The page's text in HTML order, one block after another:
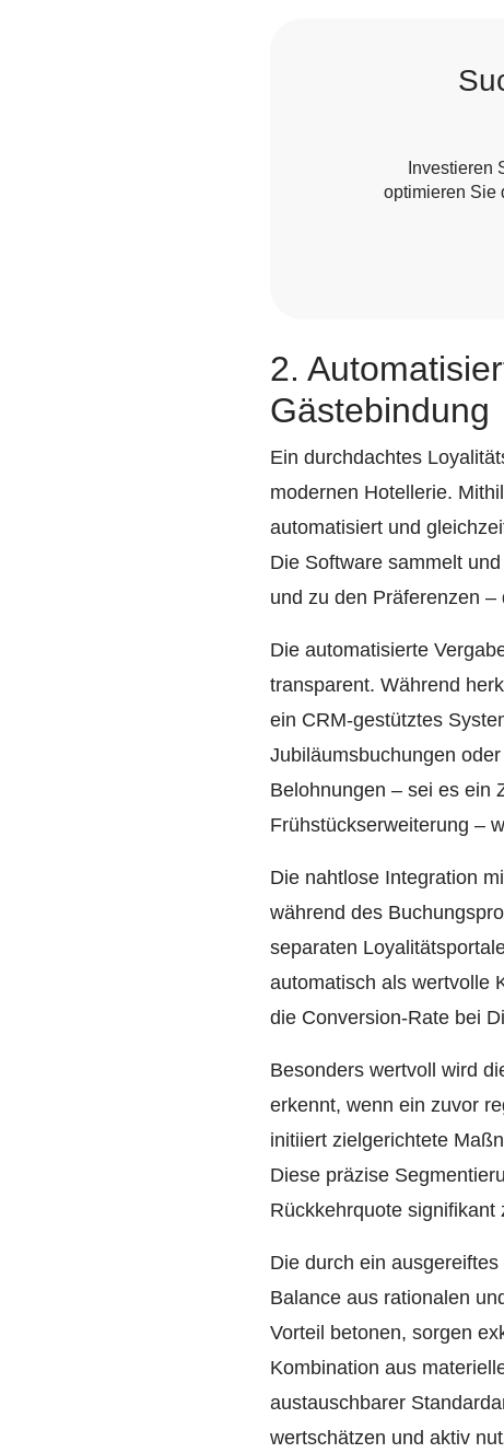
Investieren
optimieren Sie
2.
Gästebindung
Ein durchdachtes
modernen Hotellerie.
automatisiert und
Die Software sammelt
und zu den Präferenzen
Die automatisierte
transparent. Während
ein CRM-gestütztes
Jubiläumsbuchungen
Belohnungen – sei es ein
Frühstückserweiterung –
Die nahtlose Integration
während des
separaten
automatisch als wertvolle
die Conversion-Rate bei
Besonders wertvoll wird
erkennt, wenn ein zuvor
initiiert zielgerichtete
Diese präzise
Rückkehrquote signifikant
Die durch ein
Balance aus rationalen
Vorteil betonen, sorgen
Kombination aus
austauschbarer
wertschätzen und aktiv